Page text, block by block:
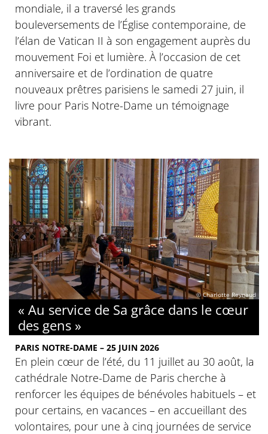
mondiale, il a traversé les grands
bouleversements de l’Église contemporaine, de
l’élan de Vatican II à son engagement auprès du
mouvement Foi et lumière. À l’occasion de cet
anniversaire et de l’ordination de quatre
nouveaux prêtres parisiens le samedi 27 juin, il
livre pour Paris Notre-Dame un témoignage
vibrant.
© Charlotte Reynaud
« Au service de Sa grâce dans le cœur
des gens »
PARIS NOTRE-DAME – 25 JUIN 2026
En plein cœur de l’été, du 11 juillet au 30 août, la
cathédrale Notre-Dame de Paris cherche à
renforcer les équipes de bénévoles habituels – et
pour certains, en vacances – en accueillant des
volontaires, pour une à cinq journées de service